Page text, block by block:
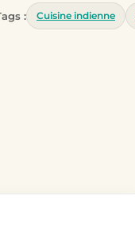
: Cuisine indienne